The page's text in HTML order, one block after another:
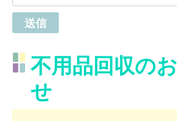
不用品回収の
せ